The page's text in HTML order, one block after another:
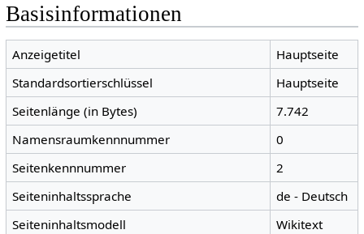
Basisinformationen
Anzeigetitel
Hauptseite
Standardsortierschlüssel
Hauptseite
Seitenlänge (in Bytes)
7.742
Namensraumkennnummer
0
Seitenkennnummer
2
Seiteninhaltssprache
de - Deutsch
Seiteninhaltsmodell
Wikitext